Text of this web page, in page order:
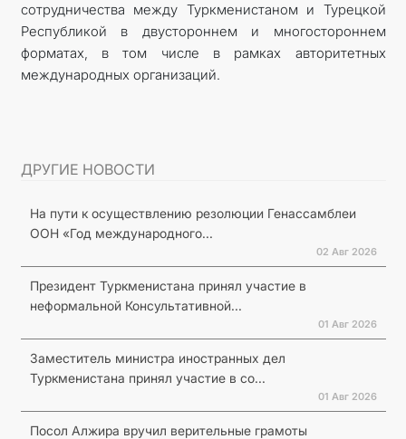
сотрудничества между Туркменистаном и Турецкой
Республикой в двустороннем и многостороннем
форматах, в том числе в рамках авторитетных
международных организаций.
ДРУГИЕ НОВОСТИ
На пути к осуществлению резолюции Генассамблеи
ООН «Год международного...
02 Авг 2026
Президент Туркменистана принял участие в
неформальной Консультативной...
01 Авг 2026
Заместитель министра иностранных дел
Туркменистана принял участие в со...
01 Авг 2026
Посол Алжира вручил верительные грамоты